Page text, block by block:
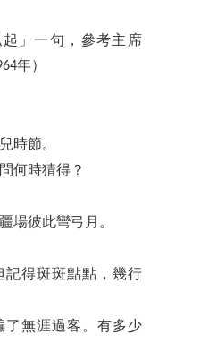
」一句，參考主席
年）
時節。
何時猜得？
場彼此彎弓月。
記得斑斑點點，幾行
了無涯過客。有多少